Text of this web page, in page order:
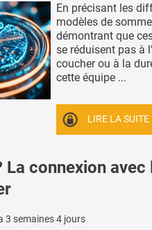
En précisant les
modèles de
démontrant que
se réduisent pas à
coucher ou à la
cette équipe ...
LIRE LA SUITE
La connexion
3 semaines 4 jours